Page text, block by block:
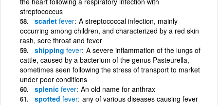
streptococcus
scarlet fever A streptococcal infection, mainly
occurring among children, and characterized by a red skin
rash, sore throat and fever
shipping fever A severe inflammation of the lungs of
cattle, caused by a bacterium of the genus Pasteurella,
sometimes seen following the stress of transport to market
under poor conditions
splenic fever An old name for anthrax
spotted fever any of various diseases causing fever